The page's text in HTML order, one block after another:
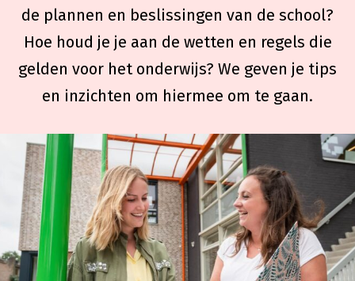
de plannen en beslissingen van de school?
Hoe houd je je aan de wetten en regels die
gelden voor het onderwijs? We geven je tips
en inzichten om hiermee om te gaan.